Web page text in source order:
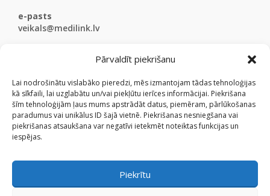
Pārvaldīt piekrišanu
Lai nodrošinātu vislabāko pieredzi, mēs izmantojam tādas tehnoloģijas
kā sīkfaili, lai uzglabātu un/vai piekļūtu ierīces informācijai. Piekrišana
šīm tehnoloģijām ļaus mums apstrādāt datus, piemēram, pārlūkošanas
paradumus vai unikālus ID šajā vietnē. Piekrišanas nesniegšana vai
piekrišanas atsaukšana var negatīvi ietekmēt noteiktas funkcijas un
iespējas.
Piekrītu
e-pasts
veikals@medilink.lv